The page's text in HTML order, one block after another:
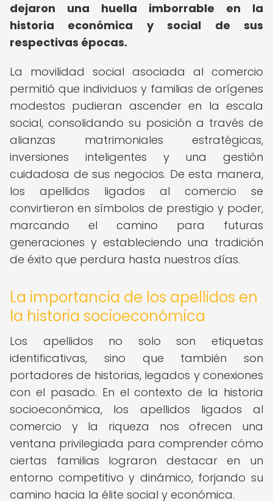
dejaron una huella imborrable en la
historia económica y social de sus
respectivas épocas.
La movilidad social asociada al comercio
permitió que individuos y familias de orígenes
modestos pudieran ascender en la escala
social, consolidando su posición a través de
alianzas matrimoniales estratégicas,
inversiones inteligentes y una gestión
cuidadosa de sus negocios. De esta manera,
los apellidos ligados al comercio se
convirtieron en símbolos de prestigio y poder,
marcando el camino para futuras
generaciones y estableciendo una tradición
de éxito que perdura hasta nuestros días.
La importancia de los apellidos en
la historia socioeconómica
Los apellidos no solo son etiquetas
identificativas, sino que también son
portadores de historias, legados y conexiones
con el pasado. En el contexto de la historia
socioeconómica, los apellidos ligados al
comercio y la riqueza nos ofrecen una
ventana privilegiada para comprender cómo
ciertas familias lograron destacar en un
entorno competitivo y dinámico, forjando su
camino hacia la élite social y económica.